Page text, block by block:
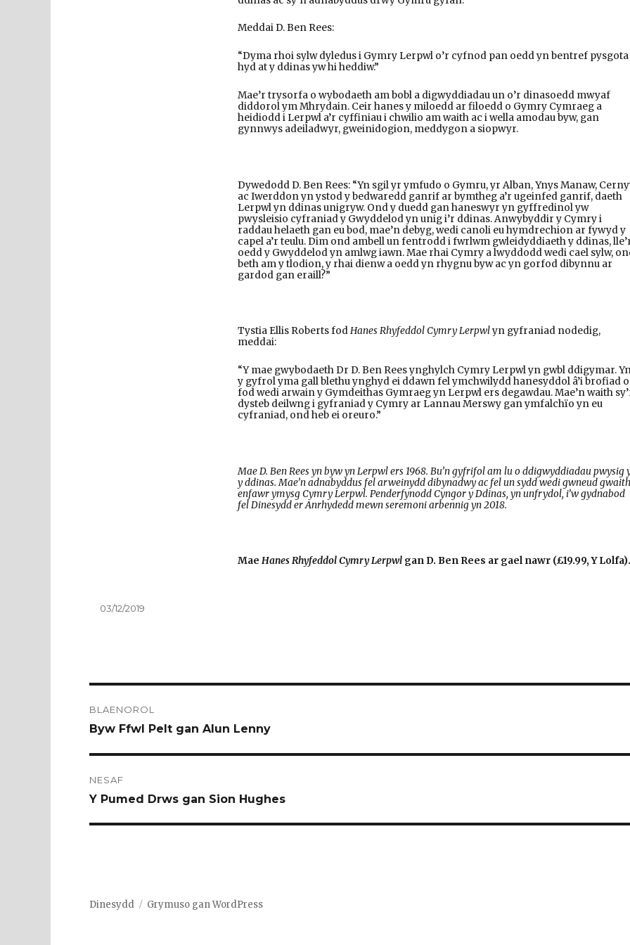
Meddai D. Ben Rees:
“Dyma rhoi sylw dyledus i Gymry Lerpwl o’r cyfnod pan oedd yn bentref pysgota
hyd at y ddinas yw hi heddiw.”
Mae’r trysorfa o wybodaeth am bobl a digwyddiadau un o’r dinasoedd mwyaf
diddorol ym Mhrydain. Ceir hanes y miloedd ar filoedd o Gymry Cymraeg a
heidiodd i Lerpwl a’r cyffiniau i chwilio am waith ac i wella amodau byw, gan
gynnwys adeiladwyr, gweinidogion, meddygon a siopwyr.
Dywedodd D. Ben Rees: “Yn sgil yr ymfudo o Gymru, yr Alban, Ynys Manaw,
ac Iwerddon yn ystod y bedwaredd ganrif ar bymtheg a’r ugeinfed ganrif, daeth
Lerpwl yn ddinas unigryw. Ond y duedd gan haneswyr yn gyffredinol yw
pwysleisio cyfraniad y Gwyddelod yn unig i’r ddinas. Anwybyddir y Cymry i
raddau helaeth gan eu bod, mae’n debyg, wedi canoli eu hymdrechion ar fywyd y
capel a’r teulu. Dim ond ambell un fentrodd i fwrlwm gwleidyddiaeth y ddinas,
oedd y Gwyddelod yn amlwg iawn. Mae rhai Cymry a lwyddodd wedi cael sylw,
beth am y tlodion, y rhai dienw a oedd yn rhygnu byw ac yn gorfod dibynnu ar
gardod gan eraill?”
Tystia Ellis Roberts fodHanes Rhyfeddol Cymry Lerpwlyn gyfraniad nodedig,
meddai:
“Y mae gwybodaeth Dr D. Ben Rees ynghylch Cymry Lerpwl yn gwbl ddigymar.
y gyfrol yma gall blethu ynghyd ei ddawn fel ymchwilydd hanesyddol â’i brofiad o
fod wedi arwain y Gymdeithas Gymraeg yn Lerpwl ers degawdau. Mae’n waith
dysteb deilwng i gyfraniad y Cymry ar Lannau Merswy gan ymfalchïo yn eu
cyfraniad, ond heb ei oreuro.”
Mae D. Ben Rees yn byw yn Lerpwl ers 1968. Bu’n gyfrifol am lu o ddigwyddiadau pwysig
y ddinas. Mae’n adnabyddus fel arweinydd dibynadwy ac fel un sydd wedi gwneud gwaith
enfawr ymysg Cymry Lerpwl. Penderfynodd Cyngor y Ddinas, yn unfrydol, i’w gydnabod
fel Dinesydd er Anrhydedd mewn seremoni arbennig yn 2018.
MaeHanes Rhyfeddol Cymry Lerpwl gan D. Ben Rees ar gael nawr (£19.99, Y Lolfa).
Cofnodwyd
03/12/2019
cofnod
BLAENOROL
Cofnod
blaenorol:
Byw Ffwl Pelt gan Alun Lenny
NESAF
Cofnod
Y Pumed Drws gan Sion Hughes
Dinesydd Grymuso gan WordPress